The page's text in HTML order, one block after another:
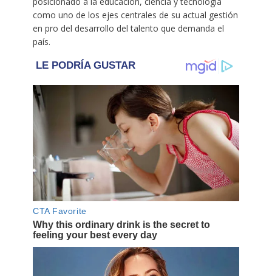
como uno de los ejes centrales de su actual gestión
en pro del desarrollo del talento que demanda el
país.